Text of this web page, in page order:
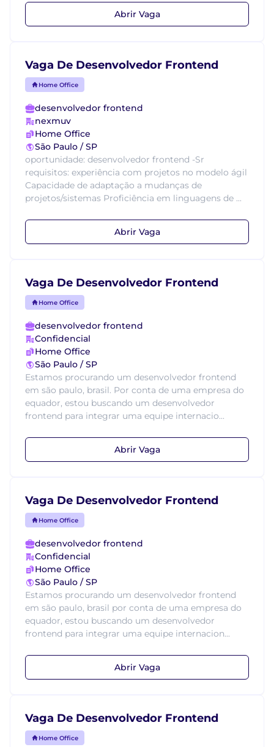
Abrir Vaga
Vaga De Desenvolvedor Frontend
Home Office
desenvolvedor frontend
nexmuv
Home Office
São Paulo / SP
oportunidade: desenvolvedor frontend -Sr
requisitos: experiência com projetos no modelo ágil
Capacidade de adaptação a mudanças de
projetos/sistemas Proficiência em linguagens de ...
Abrir Vaga
Vaga De Desenvolvedor Frontend
Home Office
desenvolvedor frontend
Confidencial
Home Office
São Paulo / SP
Estamos procurando um desenvolvedor frontend
em são paulo, brasil. Por conta de uma empresa do
equador, estou buscando um desenvolvedor
frontend para integrar uma equipe internacio...
Abrir Vaga
Vaga De Desenvolvedor Frontend
Home Office
desenvolvedor frontend
Confidencial
Home Office
São Paulo / SP
Estamos procurando um desenvolvedor frontend
em são paulo, brasil por conta de uma empresa do
equador, estou buscando um desenvolvedor
frontend para integrar uma equipe internacion...
Abrir Vaga
Vaga De Desenvolvedor Frontend
Home Office